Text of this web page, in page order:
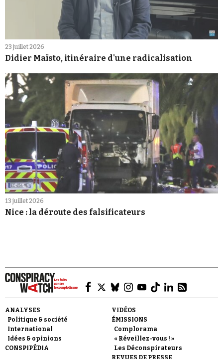
23 juillet 2026
Didier Maïsto, itinéraire d'une radicalisation
13 juillet 2026
Nice : la déroute des falsificateurs
ANALYSES
Politique & société
International
Idées & opinions
CONSPIPÉDIA
VIDÉOS
ÉMISSIONS
Complorama
« Réveillez-vous ! »
Les Déconspirateurs
REVUES DE PRESSE